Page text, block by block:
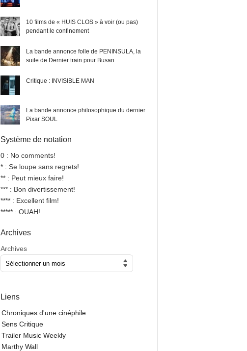
10 films de « HUIS CLOS » à voir (ou pas)
pendant le confinement
La bande annonce folle de PENINSULA, la
suite de Dernier train pour Busan
Critique : INVISIBLE MAN
La bande annonce philosophique du dernier
Pixar SOUL
Système de notation
0 : No comments!
* : Se loupe sans regrets!
** : Peut mieux faire!
*** : Bon divertissement!
**** : Excellent film!
***** : OUAH!
Archives
Archives
Liens
Chroniques d'une cinéphile
Sens Critique
Trailer Music Weekly
Marthy Wall